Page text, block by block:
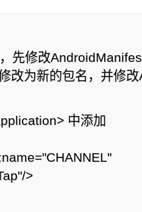
先修改
改为新的包名，并修
中添加
>